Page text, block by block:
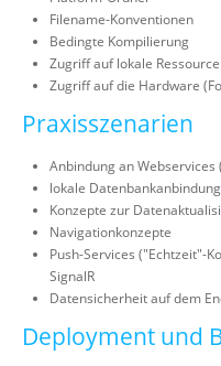
Filename-Konventionen
Bedingte Kompilierung
Zugriff auf lokale
Zugriff auf die Hardware
Praxisszenarien
Anbindung an Webservices
lokale
Konzepte zur
Navigationkonzepte
Push-Services ("Echtzeit"-
SignalR
Datensicherheit auf dem
Deployment und